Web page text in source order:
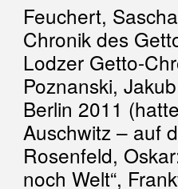
Feuchert,
Chronik des
Lodzer Getto-
Poznanski,
Berlin 2011
Auschwitz – auf
Rosenfeld,
noch Welt“,